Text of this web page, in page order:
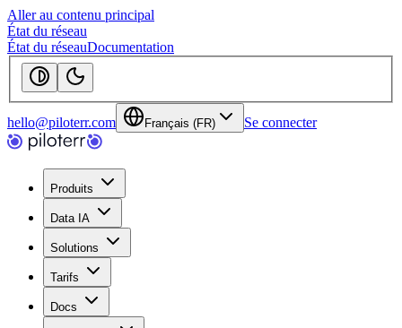
Aller au contenu principal
État du réseau
État du réseauDocumentation
hello@piloterr.com Français (FR) Se connecter
Produits
Data IA
Solutions
Tarifs
Docs